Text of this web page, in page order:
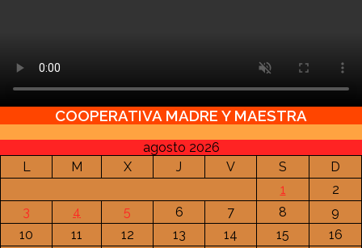
COOPERATIVA MADRE Y MAESTRA
agosto 2026
L
M X J V S
D
1
2
3
4 5 6 7 8
9
10
11 12 13 14 15
16